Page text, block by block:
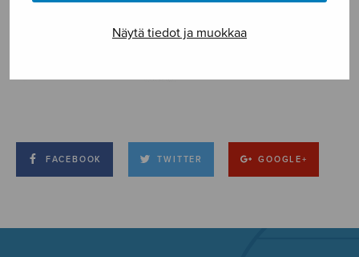
Näytä tiedot ja muokkaa
FACEBOOK TWITTER GOOGLE+